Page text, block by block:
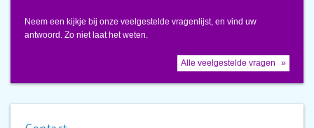
Neem een kijkje bij onze veelgestelde vragenlijst, en vind uw
antwoord. Zo niet laat het weten.
Alle veelgestelde vragen